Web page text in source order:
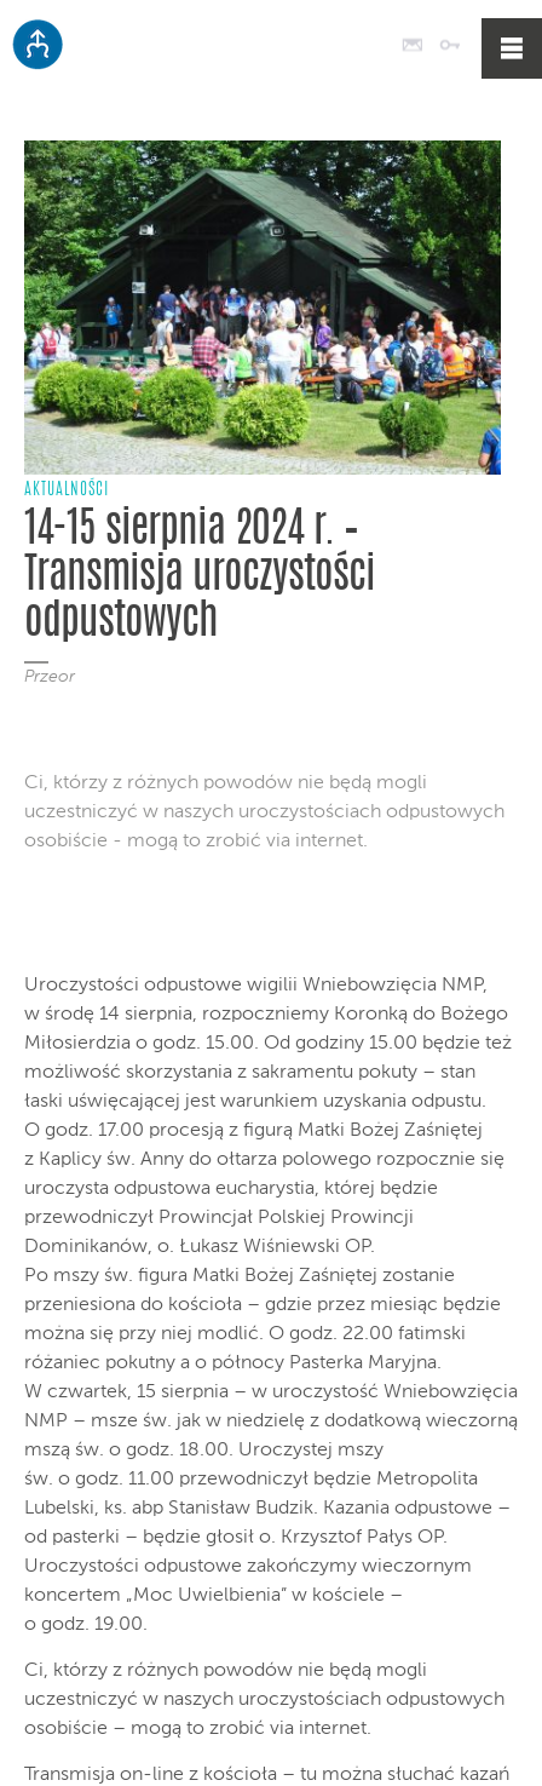
Poczta
AKTUALNOŚCI
14-15 sierpnia 2024 r. –
Transmisja uroczystości
odpustowych
Przeor
Ci, którzy z różnych powodów nie będą mogli
uczestniczyć w naszych uroczystościach odpustowych
osobiście - mogą to zrobić via internet.
Uroczystości odpustowe wigilii Wniebowzięcia NMP,
w środę 14 sierpnia, rozpoczniemy Koronką do Bożego
Miłosierdzia o godz. 15.00. Od godziny 15.00 będzie też
możliwość skorzystania z sakramentu pokuty – stan
łaski uświęcającej jest warunkiem uzyskania odpustu.
O godz. 17.00 procesją z figurą Matki Bożej Zaśniętej
z Kaplicy św. Anny do ołtarza polowego rozpocznie się
uroczysta odpustowa eucharystia, której będzie
przewodniczył Prowincjał Polskiej Prowincji
Dominikanów, o. Łukasz Wiśniewski OP.
Po mszy św. figura Matki Bożej Zaśniętej zostanie
przeniesiona do kościoła – gdzie przez miesiąc będzie
można się przy niej modlić. O godz. 22.00 fatimski
różaniec pokutny a o północy Pasterka Maryjna.
W czwartek, 15 sierpnia – w uroczystość Wniebowzięcia
NMP – msze św. jak w niedzielę z dodatkową wieczorną
mszą św. o godz. 18.00. Uroczystej mszy
św. o godz. 11.00 przewodniczył będzie Metropolita
Lubelski, ks. abp Stanisław Budzik. Kazania odpustowe –
od pasterki – będzie głosił o. Krzysztof Pałys OP.
Uroczystości odpustowe zakończymy wieczornym
koncertem „Moc Uwielbienia” w kościele –
o godz. 19.00.
Ci, którzy z różnych powodów nie będą mogli
uczestniczyć w naszych uroczystościach odpustowych
osobiście – mogą to zrobić via internet.
Transmisja on-line z kościoła – tu można słuchać kazań